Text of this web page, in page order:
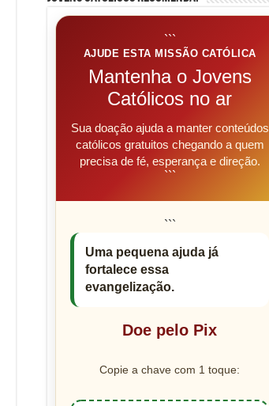
```
AJUDE ESTA MISSÃO CATÓLICA
Mantenha o Jovens
Católicos no ar
Sua doação ajuda a manter conteúdos
católicos gratuitos chegando a quem
precisa de fé, esperança e direção.
```
```
Uma pequena ajuda já
fortalece essa
evangelização.
Doe pelo Pix
Copie a chave com 1 toque: